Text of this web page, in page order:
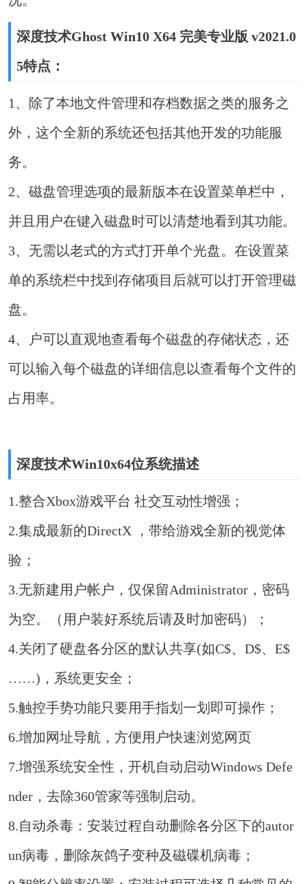
深度技术Ghost Win10 X64 完美专业版 v2021.0
5特点：
1、除了本地文件管理和存档数据之类的服务之
外，这个全新的系统还包括其他开发的功能服
务。
2、磁盘管理选项的最新版本在设置菜单栏中，
并且用户在键入磁盘时可以清楚地看到其功能。
3、无需以老式的方式打开单个光盘。在设置菜
单的系统栏中找到存储项目后就可以打开管理磁
盘。
4、户可以直观地查看每个磁盘的存储状态，还
可以输入每个磁盘的详细信息以查看每个文件的
占用率。
深度技术Win10x64位系统描述
1.整合Xbox游戏平台 社交互动性增强；
2.集成最新的DirectX ，带给游戏全新的视觉体
验；
3.无新建用户帐户，仅保留Administrator，密码
为空。（用户装好系统后请及时加密码）；
4.关闭了硬盘各分区的默认共享(如C$、D$、E$
……)，系统更安全；
5.触控手势功能只要用手指划一划即可操作；
6.增加网址导航，方便用户快速浏览网页
7.增强系统安全性，开机自动启动Windows Defe
nder，去除360管家等强制启动。
8.自动杀毒：安装过程自动删除各分区下的autor
un病毒，删除灰鸽子变种及磁碟机病毒；